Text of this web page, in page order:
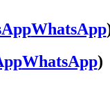
WhatsApp
WhatsApp)